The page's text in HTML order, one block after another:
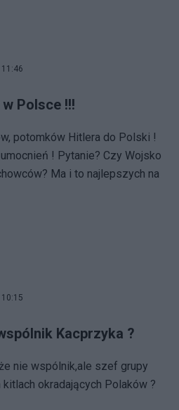
Polsce !!!
potomków Hitlera do Polski !
! Pytanie? Czy Wojsko
Ma i to najlepszych na
Kacprzyka ?
nie wspólnik,ale szef grupy
okradających Polaków ?